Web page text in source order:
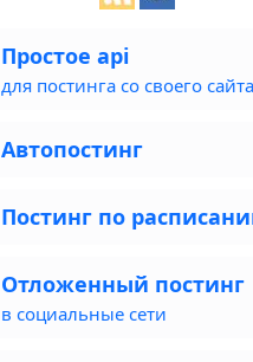
Простое api
для постинга со своего сайта
Автопостинг
Постинг по
Отложенный постинг
в социальные сети